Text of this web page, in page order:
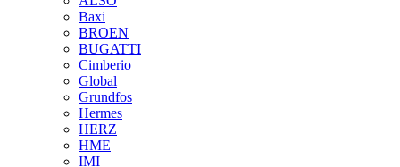
Baxi
BROEN
BUGATTI
Cimberio
Global
Grundfos
Hermes
HERZ
HME
IMI